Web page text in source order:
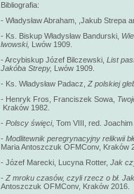
Bibliografia:
- Władysław Abraham, ,Jakub Strepa
- Ks. Biskup Władysław Bandurski,
lwowski, Lwów 1909.
- Arcybiskup Józef Bilczewski, List
Jakóba Strepy, Lwów 1909.
- Ks. Władysław Padacz, Z polskiej
- Henryk Fros, Franciszek Sowa,
Kraków 1982.
- Polscy święci, Tom VIII, red.
- Modlitewnik peregrynacyjny relikwii
Maria Antoszczuk OFMConv, Kraków
- Józef Marecki, Lucyna Rotter, Jak
- Z mroku czasów, czyli rzecz o bł.
Antoszczuk OFMConv, Kraków 2016.